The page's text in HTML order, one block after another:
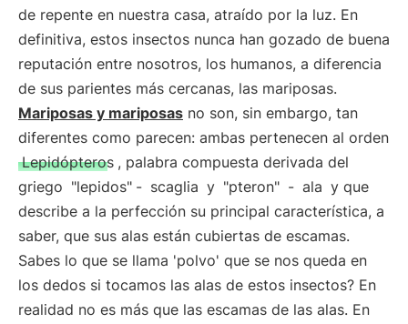
de repente en nuestra casa, atraído por la luz. En
definitiva, estos insectos nunca han gozado de buena
reputación entre nosotros, los humanos, a diferencia
de sus parientes más cercanas, las mariposas.
Mariposas y mariposas no son, sin embargo, tan
diferentes como parecen: ambas pertenecen al orden
Lepidópteros , palabra compuesta derivada del
griego "lepidos" - scaglia y "pteron" - ala y que
describe a la perfección su principal característica, a
saber, que sus alas están cubiertas de escamas.
Sabes lo que se llama 'polvo' que se nos queda en
los dedos si tocamos las alas de estos insectos? En
realidad no es más que las escamas de las alas. En